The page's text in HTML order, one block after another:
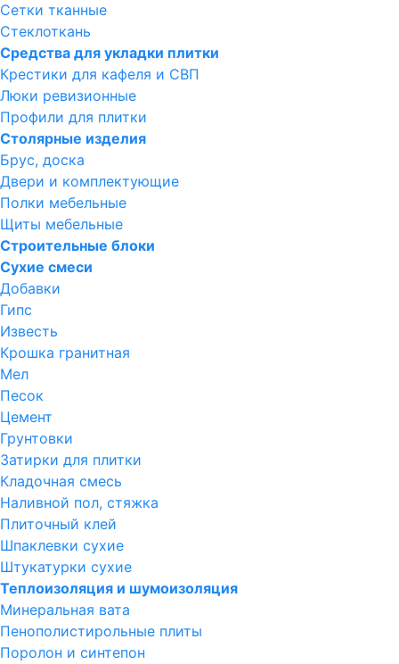
Сетки тканные
Стеклоткань
Средства для укладки плитки
Крестики для кафеля и СВП
Люки ревизионные
Профили для плитки
Столярные изделия
Брус, доска
Двери и комплектующие
Полки мебельные
Щиты мебельные
Строительные блоки
Сухие смеси
Добавки
Гипс
Известь
Крошка гранитная
Мел
Песок
Цемент
Грунтовки
Затирки для плитки
Кладочная смесь
Наливной пол, стяжка
Плиточный клей
Шпаклевки сухие
Штукатурки сухие
Теплоизоляция и шумоизоляция
Минеральная вата
Пенополистирольные плиты
Поролон и синтепон